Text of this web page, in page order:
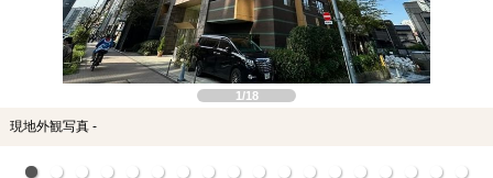
スタッフ紹介
1/18
現地外観写真 -